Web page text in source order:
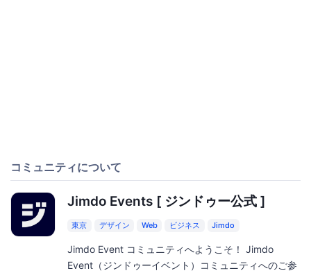
コミュニティについて
Jimdo Events [ ジンドゥー公式 ]
東京 デザイン Web ビジネス Jimdo
Jimdo Event コミュニティへようこそ！ Jimdo
Event（ジンドゥーイベント）コミュニティへのご参